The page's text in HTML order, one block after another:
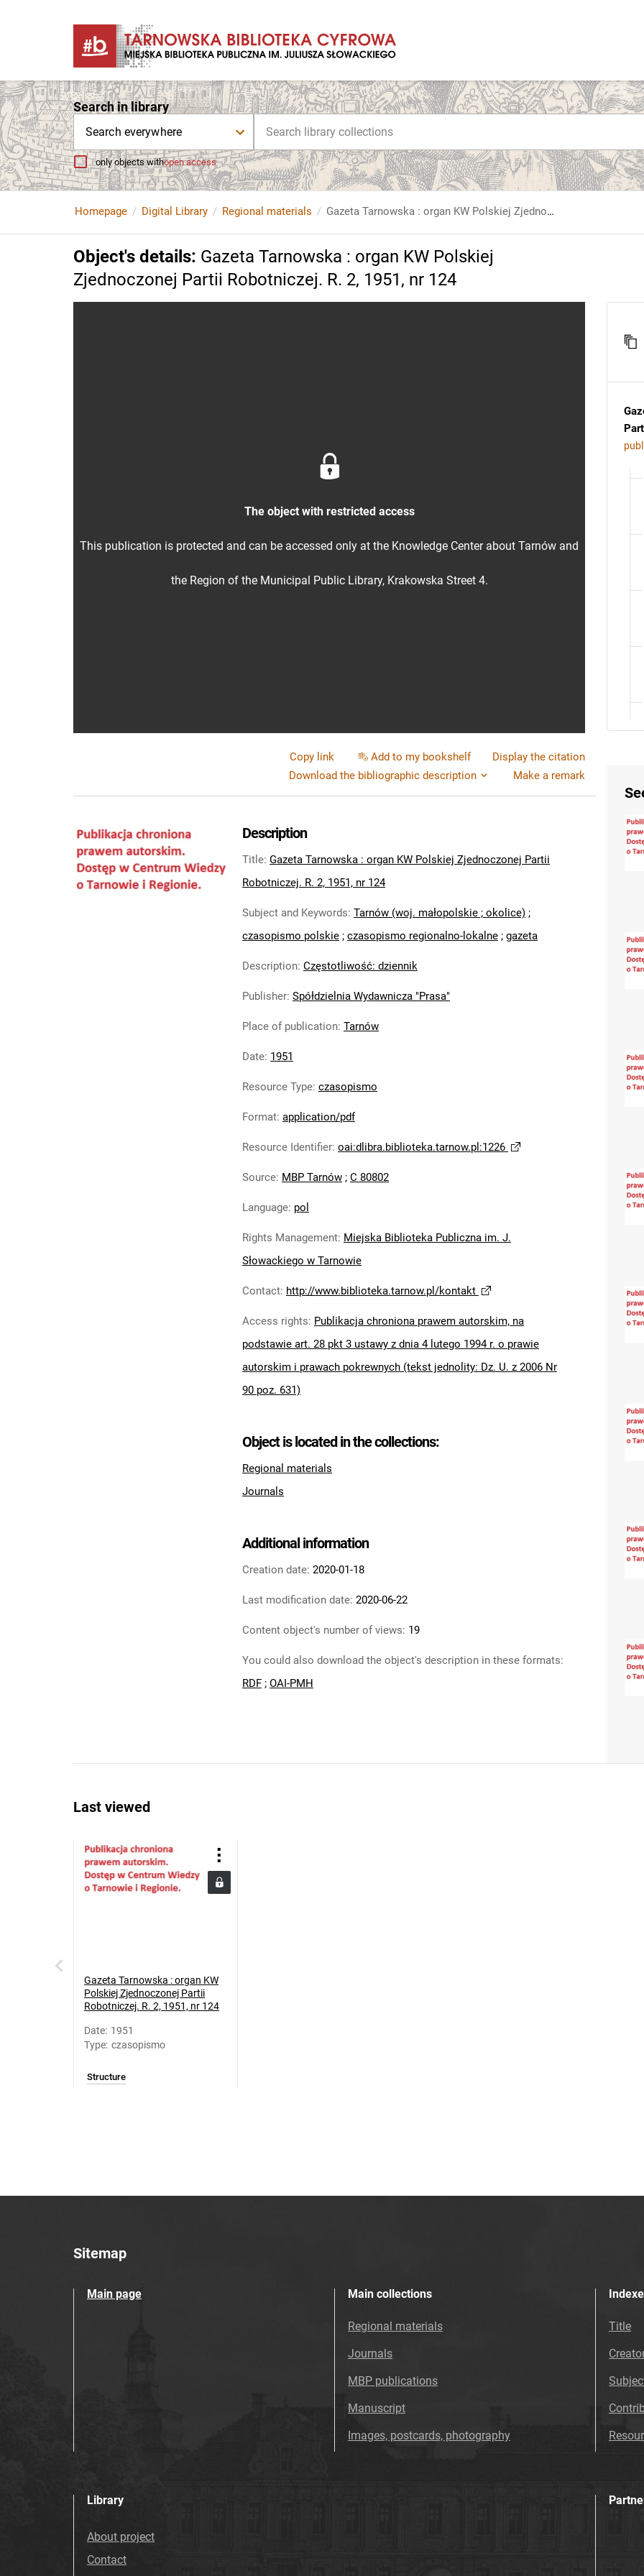
Search in library
Search everywhere
only objects withopen access
Homepage Digital Library Regional materials Gazeta Tarnowska : organ KW Polskiej Zjednoczonej Partii Robotniczej. R. 2, 1951, nr 124
Object's details: Gazeta Tarnowska : organ KW Polskiej
Zjednoczonej Partii Robotniczej. R. 2, 1951, nr 124
The object with restricted access
This publication is protected and can be accessed only at the Knowledge Center about Tarnów and
the Region of the Municipal Public Library, Krakowska Street 4.
Copy link Add to my bookshelf
Display the citation
Download the bibliographic description
Make a remark
Description
Title: Gazeta Tarnowska : organ KW Polskiej Zjednoczonej Partii
Robotniczej. R. 2, 1951, nr 124
Subject and Keywords: Tarnów (woj. małopolskie ; okolice) ;
czasopismo polskie ; czasopismo regionalno-lokalne ; gazeta
Description: Częstotliwość: dziennik
Publisher: Spółdzielnia Wydawnicza "Prasa"
Place of publication: Tarnów
Date: 1951
Resource Type: czasopismo
Format: application/pdf
Resource Identifier: oai:dlibra.biblioteka.tarnow.pl:1226
Source: MBP Tarnów ; C 80802
Language: pol
Rights Management: Miejska Biblioteka Publiczna im. J.
Słowackiego w Tarnowie
Contact: http://www.biblioteka.tarnow.pl/kontakt
Access rights: Publikacja chroniona prawem autorskim, na
podstawie art. 28 pkt 3 ustawy z dnia 4 lutego 1994 r. o prawie
autorskim i prawach pokrewnych (tekst jednolity: Dz. U. z 2006 Nr
90 poz. 631)
Object is located in the collections:
Regional materials
Journals
Additional information
Creation date: 2020-01-18
Last modification date: 2020-06-22
Content object's number of views: 19
You could also download the object's description in these formats:
RDF ; OAI-PMH
Last viewed
Gazeta Tarnowska : organ KW
Polskiej Zjednoczonej Partii
Robotniczej. R. 2, 1951, nr 124
Date: 1951
Type: czasopismo
Structure
Sitemap
Main page Main collections
Regional materials
Journals
MBP publications
Manuscript
Images, postcards, photography
Title
Library
About project
Contact